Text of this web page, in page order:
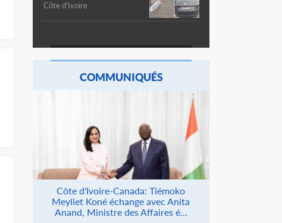
Côte d'Ivoire
COMMUNIQUÉS
Côte d'Ivoire-Canada: Tiémoko
Meyliet Koné échange avec Anita
Anand, Ministre des Affaires é...